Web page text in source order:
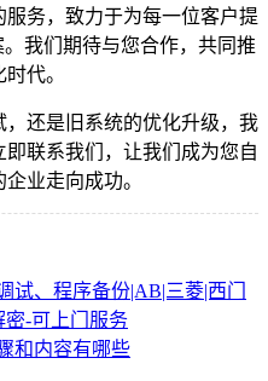
务，致力于为每一位客户提
我们期待与您合作，共同推
代。
还是旧系统的优化升级，我
联系我们，让我们成为您自
业走向成功。
试、程序备份|AB|三菱|西门
密-可上门服务
和内容有哪些